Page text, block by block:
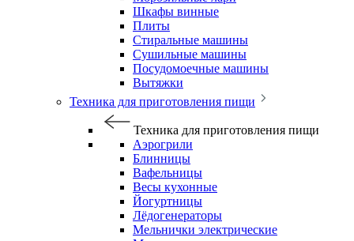
Шкафы винные
Плиты
Стиральные машины
Сушильные машины
Посудомоечные машины
Вытяжки
Техника для приготовления пищи
Техника для приготовления пищи
Аэрогрили
Блинницы
Вафельницы
Весы кухонные
Йогуртницы
Лёдогенераторы
Мельнички электрические